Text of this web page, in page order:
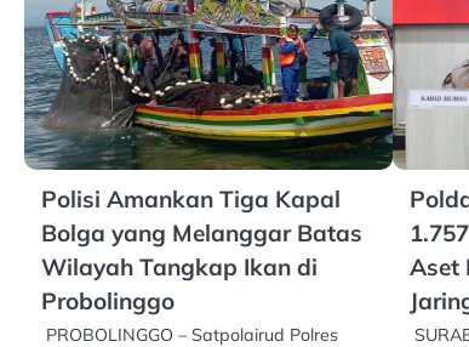
Polisi Amankan Tiga Kapal
Bolga yang Melanggar Batas
Wilayah Tangkap Ikan di
Probolinggo
PROBOLINGGO – Satpolairud Polres
Aset